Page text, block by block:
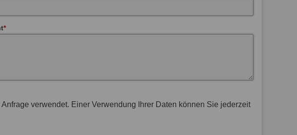
verwendet. Einer Verwendung Ihrer Daten können Sie jederzeit